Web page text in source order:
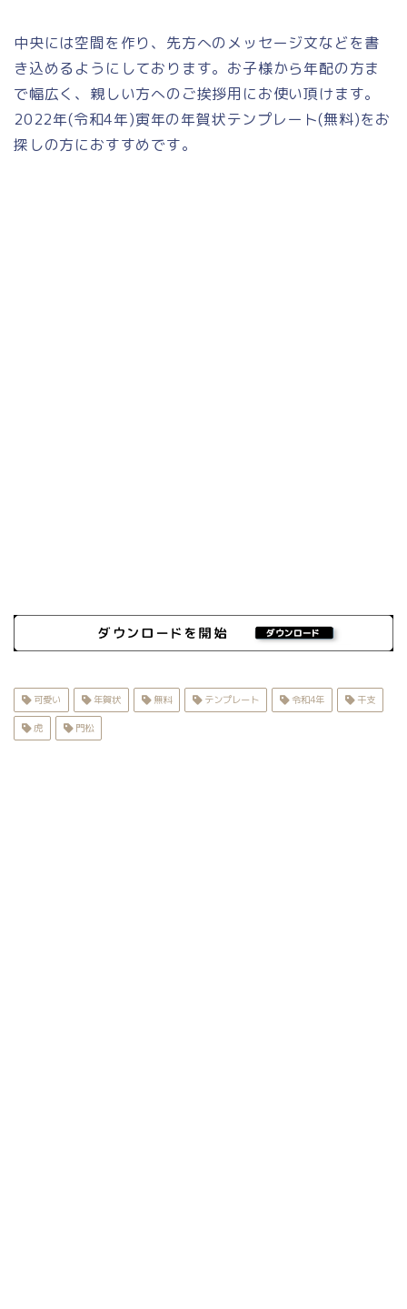
中央には空間を作り、先方へのメッセージ文などを書
き込めるようにしております。お子様から年配の方ま
で幅広く、親しい方へのご挨拶用にお使い頂けます。
2022年(令和4年)寅年の年賀状テンプレート(無料)をお
探しの方におすすめです。
可愛い 年賀状 無料 テンプレート 令和4年 干支
虎 門松